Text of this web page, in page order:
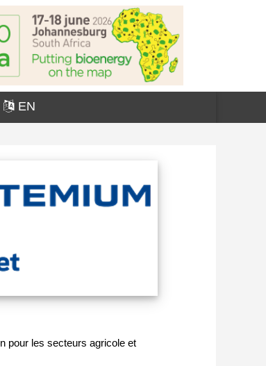
EN
pour les secteurs agricole et